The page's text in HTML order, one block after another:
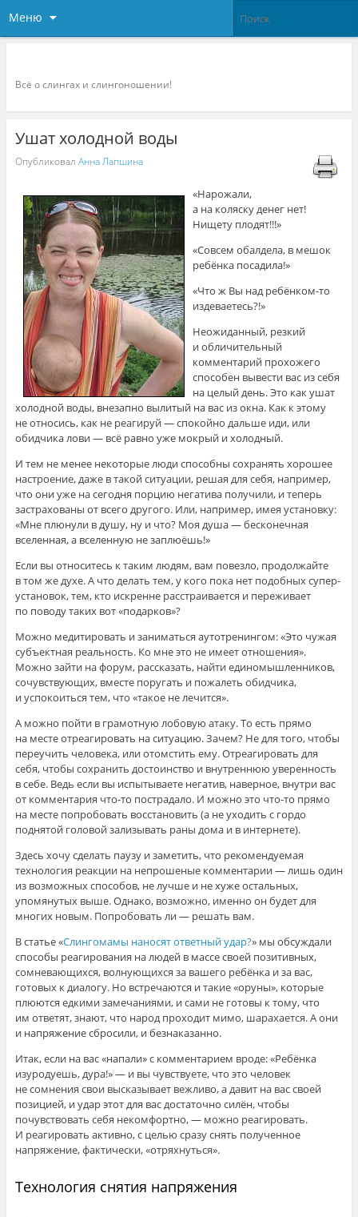
Меню
Всё о слингах и слингоношении!
Ушат холодной воды
Опубликовал Анна Лапшина
«Нарожали,
а на коляску денег нет!
Нищету плодят!!!»
«Совсем обалдела, в мешок
ребёнка посадила!»
«Что ж Вы над ребёнком-то
издеваетесь?!»
Неожиданный, резкий
и обличительный
комментарий прохожего
способен вывести вас из себя
на целый день. Это как ушат
холодной воды, внезапно вылитый на вас из окна. Как к этому
не относись, как не реагируй — спокойно дальше иди, или
обидчика лови — всё равно уже мокрый и холодный.
И тем не менее некоторые люди способны сохранять хорошее
настроение, даже в такой ситуации, решая для себя, например,
что они уже на сегодня порцию негатива получили, и теперь
застрахованы от всего другого. Или, например, имея установку:
«Мне плюнули в душу, ну и что? Моя душа — бесконечная
вселенная, а вселенную не заплюёшь!»
Если вы относитесь к таким людям, вам повезло, продолжайте
в том же духе. А что делать тем, у кого пока нет подобных супер-
установок, тем, кто искренне расстраивается и переживает
по поводу таких вот «подарков»?
Можно медитировать и заниматься аутотренингом: «Это чужая
субъектная реальность. Ко мне это не имеет отношения».
Можно зайти на форум, рассказать, найти единомышленников,
сочувствующих, вместе поругать и пожалеть обидчика,
и успокоиться тем, что «такое не лечится».
А можно пойти в грамотную лобовую атаку. То есть прямо
на месте отреагировать на ситуацию. Зачем? Не для того, чтобы
переучить человека, или отомстить ему. Отреагировать для
себя, чтобы сохранить достоинство и внутреннюю уверенность
в себе. Ведь если вы испытываете негатив, наверное, внутри вас
от комментария что-то пострадало. И можно это что-то прямо
на месте попробовать восстановить (а не уходить с гордо
поднятой головой зализывать раны дома и в интернете).
Здесь хочу сделать паузу и заметить, что рекомендуемая
технология реакции на непрошеные комментарии — лишь один
из возможных способов, не лучше и не хуже остальных,
упомянутых выше. Однако, возможно, именно он будет для
многих новым. Попробовать ли — решать вам.
В статье «Слингомамы наносят ответный удар?» мы обсуждали
способы реагирования на людей в массе своей позитивных,
сомневающихся, волнующихся за вашего ребёнка и за вас,
готовых к диалогу. Но встречаются и такие «оруны», которые
плюются едкими замечаниями, и сами не готовы к тому, что
им ответят, знают, что народ проходит мимо, шарахается. А они
и напряжение сбросили, и безнаказанно.
Итак, если на вас «напали» с комментарием вроде: «Ребёнка
изуродуешь, дура!» — и вы чувствуете, что это человек
не сомнения свои высказывает вежливо, а давит на вас своей
позицией, и удар этот для вас достаточно силён, чтобы
почувствовать себя некомфортно, — можно реагировать.
И реагировать активно, с целью сразу снять полученное
напряжение, фактически, «отряхнуться».
Технология снятия напряжения